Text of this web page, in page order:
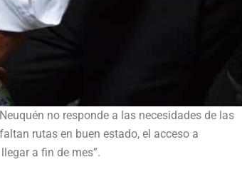
no responde a las necesidades de las
rutas en buen estado, el acceso a
a fin de mes”.